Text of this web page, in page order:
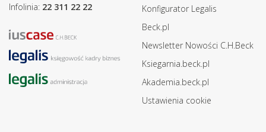
Infolinia: 22 311 22 22
Konfigurator Legalis
Beck.pl
Newsletter Nowości C.H.Beck
Ksiegarnia.beck.pl
Akademia.beck.pl
Ustawienia cookie